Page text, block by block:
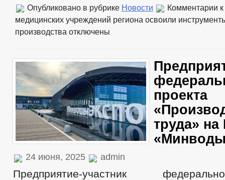
Опубликовано в рубрике Новости Комментарии
медицинских учреждений региона освоили
производства отключены
проекта
труда»
24 июня, 2025 admin
Предприятие-участник